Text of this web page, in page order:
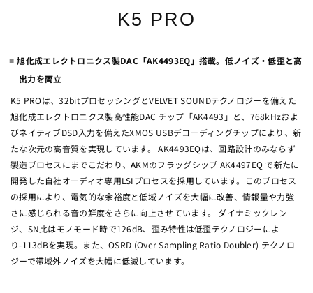
K5 PRO
旭化成エレクトロニクス製DAC「AK4493EQ」搭載。低ノイズ・低歪と高
出力を両立
K5 PROは、32bitプロセッシングとVELVET SOUNDテクノロジーを備えた
旭化成エレクトロニクス製高性能DAC チップ「AK4493」と、768kHzおよ
びネイティブDSD入力を備えたXMOS USBデコーディングチップにより、新
たな次元の高音質を実現しています。 AK4493EQは、回路設計のみならず
製造プロセスにまでこだわり、AKMのフラッグシップ AK4497EQ で新たに
開発した自社オーディオ専用LSIプロセスを採用しています。このプロセス
の採用により、電気的な余裕度と低域ノイズを大幅に改善、情報量や力強
さに感じられる音の鮮度をさらに向上させています。 ダイナミックレン
ジ、SN比はモノモード時で126dB、歪み特性は低歪テクノロジーによ
り-113dBを実現。また、OSRD (Over Sampling Ratio Doubler) テクノロ
ジーで帯域外ノイズを大幅に低減しています。